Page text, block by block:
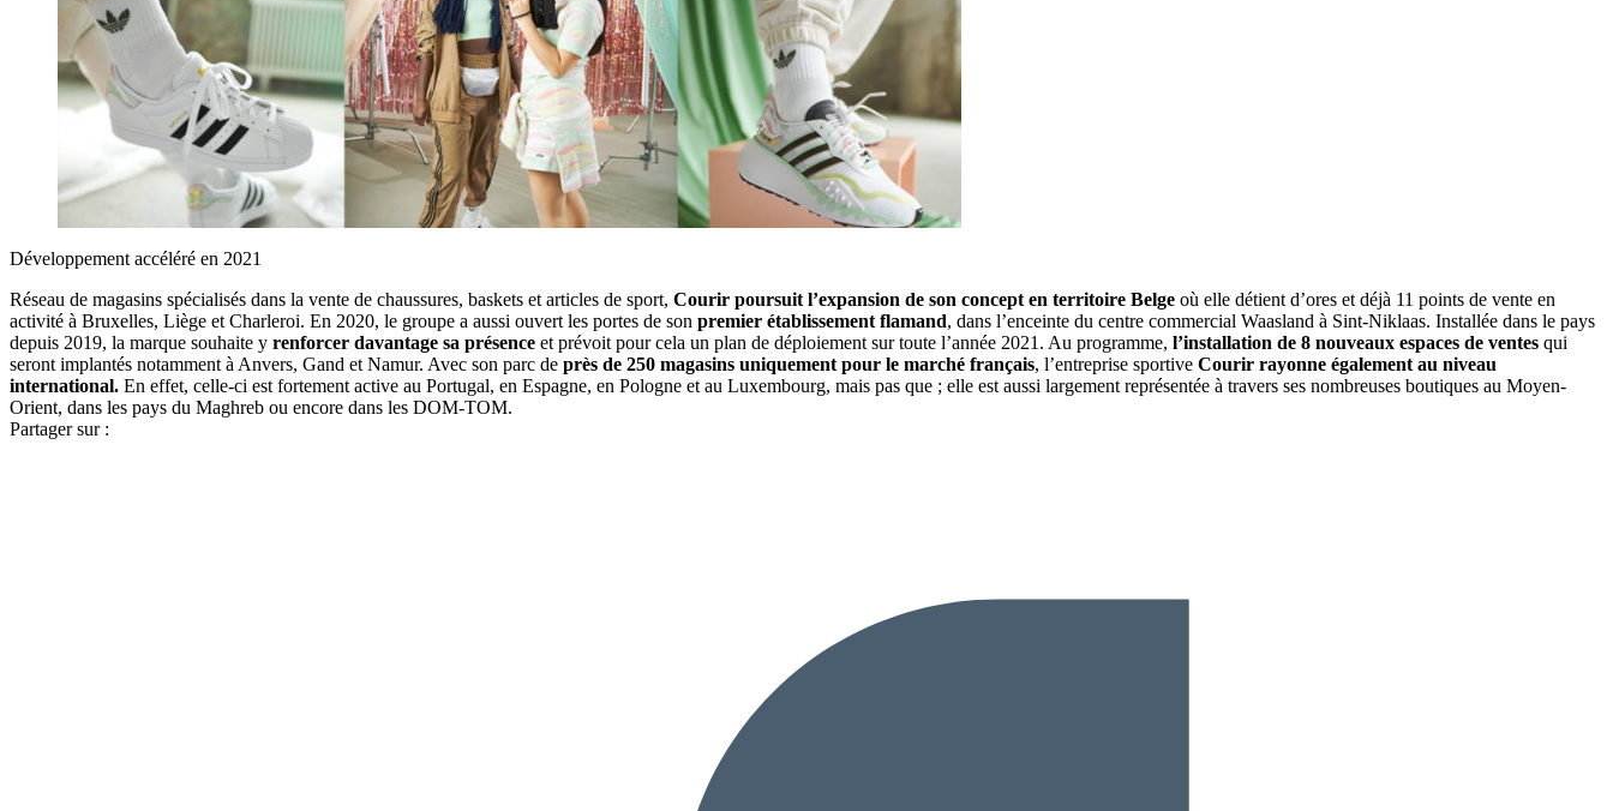
Développement accéléré en 2021
Réseau de magasins spécialisés dans la vente de chaussures, baskets et articles de sport, Courir poursuit l’expansion de son concept en territoire Belge où elle détient d’ores et déjà 11 points de vente en
activité à Bruxelles, Liège et Charleroi. En 2020, le groupe a aussi ouvert les portes de son premier établissement flamand, dans l’enceinte du centre commercial Waasland à Sint-Niklaas. Installée dans le pays
depuis 2019, la marque souhaite y renforcer davantage sa présence et prévoit pour cela un plan de déploiement sur toute l’année 2021. Au programme, l’installation de 8 nouveaux espaces de ventes qui
seront implantés notamment à Anvers, Gand et Namur. Avec son parc de près de 250 magasins uniquement pour le marché français, l’entreprise sportive Courir rayonne également au niveau
international. En effet, celle-ci est fortement active au Portugal, en Espagne, en Pologne et au Luxembourg, mais pas que ; elle est aussi largement représentée à travers ses nombreuses boutiques au Moyen-
Orient, dans les pays du Maghreb ou encore dans les DOM-TOM.
Partager sur :